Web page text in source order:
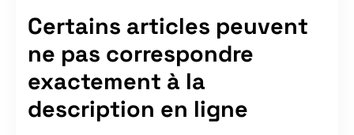
Certains articles peuvent
ne pas correspondre
exactement à la
description en ligne